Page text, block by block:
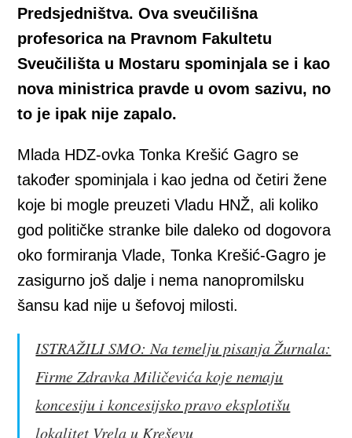
Predsjedništva. Ova sveučilišna
profesorica na Pravnom Fakultetu
Sveučilišta u Mostaru spominjala se i kao
nova ministrica pravde u ovom sazivu, no
to je ipak nije zapalo.
Mlada HDZ-ovka Tonka Krešić Gagro se
također spominjala i kao jedna od četiri žene
koje bi mogle preuzeti Vladu HNŽ, ali koliko
god političke stranke bile daleko od dogovora
oko formiranja Vlade, Tonka Krešić-Gagro je
zasigurno još dalje i nema nanopromilsku
šansu kad nije u šefovoj milosti.
ISTRAŽILI SMO: Na temelju pisanja Žurnala:
Firme Zdravka Miličevića koje nemaju
koncesiju i koncesijsko pravo eksplotišu
lokalitet Vrela u Kreševu